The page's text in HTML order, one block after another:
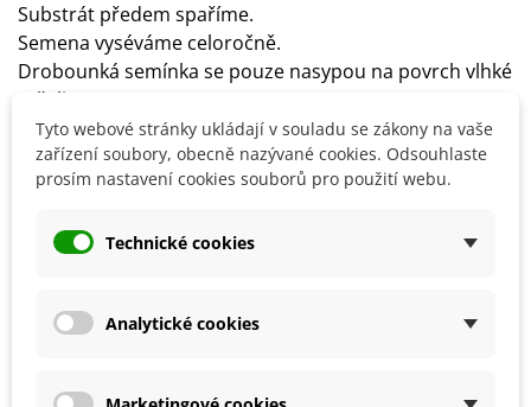
Substrát předem spaříme.
Semena vyséváme celoročně.
Drobounká semínka se pouze nasypou na povrch vlhké
rašeliny.
Zaléváme rosením, aby se semínka nevyplavila.
Rostliny klíčí nepravidelně, přibližně za 2–5 týdnů při
teplotě 15–25 °C.
Tyto webové stránky ukládají v souladu se zákony na vaše
zařízení soubory, obecně nazývané cookies. Odsouhlaste
prosím nastavení cookies souborů pro použití webu.
Technické cookies
Analytické cookies